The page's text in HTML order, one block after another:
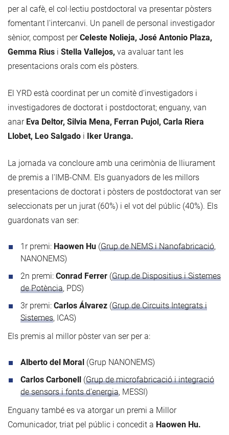
per al cafè, el col·lectiu postdoctoral va presentar pòsters
fomentant l'intercanvi. Un panell de personal investigador
sènior, compost perCeleste Nolieja, José Antonio Plaza,
Gemma Rius i Stella Vallejos, va avaluar tant les
presentacions orals com els pòsters.
El YRD està coordinat per un comitè d'investigadors i
investigadores de doctorat i postdoctorat; enguany, van
anar Eva Deltor, Silvia Mena, Ferran Pujol, Carla Riera
Llobet, Leo Salgado i Iker Uranga.
La jornada va concloure amb una cerimònia de lliurament
de premis a l'IMB-CNM. Els guanyadors de les millors
presentacions de doctorat i pòsters de postdoctorat van ser
seleccionats per un jurat (60%) i el vot del públic (40%). Els
guardonats van ser:
1r premi: Haowen Hu (Grup de NEMS i Nanofabricació,
NANONEMS)
2n premi: Conrad Ferrer (Grup de Dispositius i Sistemes
de Potència, PDS)
3r premi: Carlos Álvarez (Grup de Circuits Integrats i
Sistemes, ICAS)
Els premis al millor pòster van ser per a:
Alberto del Moral (Grup NANONEMS)
Carlos Carbonell (Grup de microfabricació i integració
de sensors i fonts d'energia, MESSI)
Enguany també es va atorgar un premi a Millor
Comunicador, triat pel públic i concedit a Haowen Hu.